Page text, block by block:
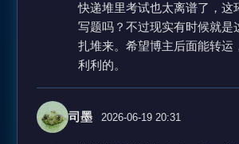
快递堆里考试也太离谱了，这
写题吗？不过现实有时候就是
扎堆来。希望博主后面能转运
利利的。
司墨 2026-06-19 20:31